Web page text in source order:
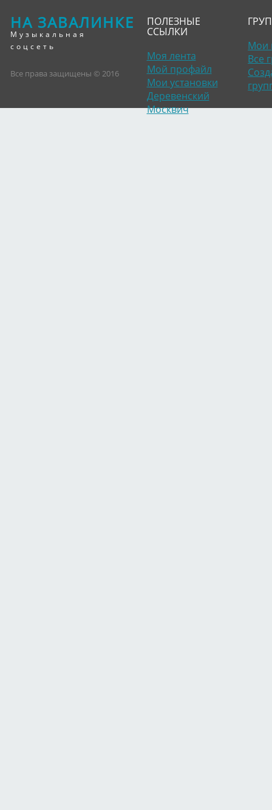
НА ЗАВАЛИНКЕ
Музыкальная
соцсеть
Все права защищены © 2016
ПОЛЕЗНЫЕ
ССЫЛКИ
Моя лента
Мой профайл
Мои установки
Деревенский
Москвич
Мои
Все